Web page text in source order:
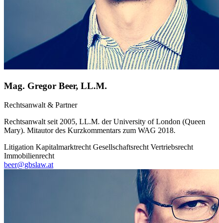
Mag. Gregor Beer, LL.M.
Rechtsanwalt & Partner
Rechtsanwalt seit 2005, LL.M. der University of London (Queen
Mary). Mitautor des Kurzkommentars zum WAG 2018.
Litigation Kapitalmarktrecht Gesellschaftsrecht Vertriebsrecht
Immobilienrecht
beer@gbslaw.at